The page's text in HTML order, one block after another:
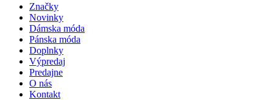
Značky
Novinky
Dámska móda
Pánska móda
Doplnky
Výpredaj
Predajne
O nás
Kontakt